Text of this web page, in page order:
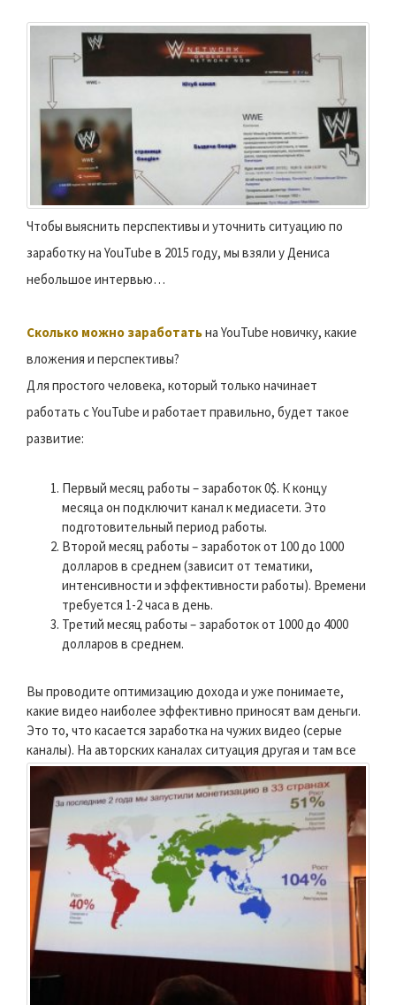
Чтобы выяснить перспективы и уточнить ситуацию по
заработку на YouTube в 2015 году, мы взяли у Дениса
небольшое интервью…
Сколько можно заработатьна YouTube новичку, какие
вложения и перспективы?
Для простого человека, который только начинает
работать с YouTube и работает правильно, будет такое
развитие:
Первый месяц работы – заработок 0$. К концу
месяца он подключит канал к медиасети. Это
подготовительный период работы.
Второй месяц работы – заработок от 100 до 1000
долларов в среднем (зависит от тематики,
интенсивности и эффективности работы). Времени
требуется 1-2 часа в день.
Третий месяц работы – заработок от 1000 до 4000
долларов в среднем.
Вы проводите оптимизацию дохода и уже понимаете,
какие видео наиболее эффективно приносят вам деньги.
Это то, что касается заработка на чужих видео (серые
каналы). На авторских каналах ситуация другая и там все